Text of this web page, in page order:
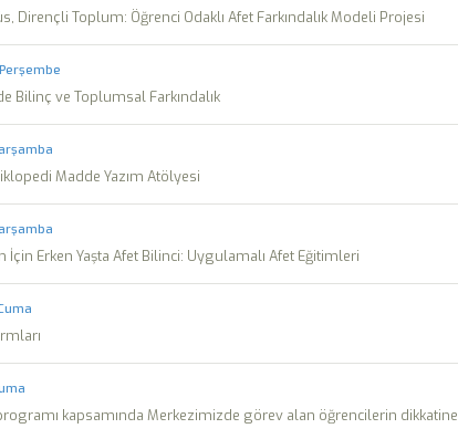
Dirençli Toplum: Öğrenci Odaklı Afet Farkındalık Modeli Projesi
Bilinç ve Toplumsal Farkındalık
Madde Yazım Atölyesi
İçin Erken Yaşta Afet Bilinci: Uygulamalı Afet Eğitimleri
kapsamında Merkezimizde görev alan öğrencilerin dikkatine